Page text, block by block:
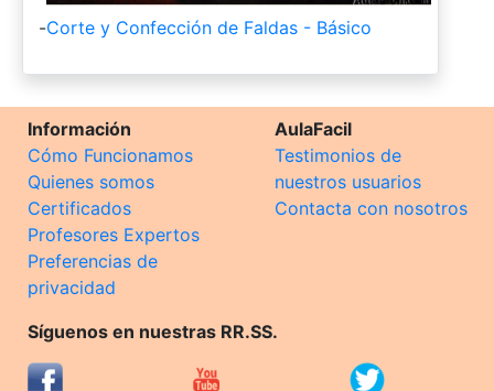
-Corte y Confección de Faldas - Básico
Información
Cómo Funcionamos
Quienes somos
Certificados
Profesores Expertos
Preferencias de
privacidad
AulaFacil
Testimonios de
nuestros usuarios
Contacta con nosotros
Síguenos en nuestras RR.SS.